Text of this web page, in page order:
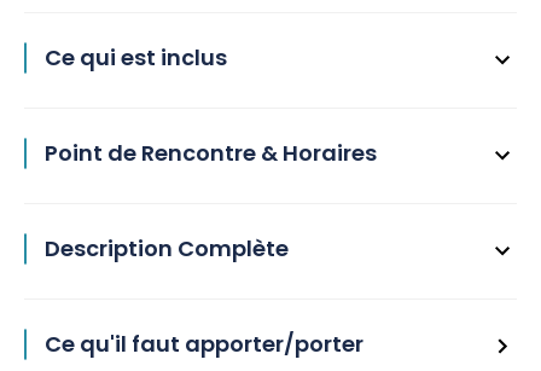
Ce qui est inclus
Point de Rencontre & Horaires
Description Complète
Ce qu'il faut apporter/porter